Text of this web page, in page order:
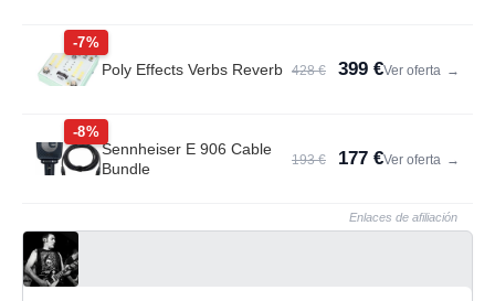
-7%
Poly Effects Verbs Reverb 428 € 399 €Ver oferta →
-8%
Sennheiser E 906 Cable
Bundle
193 € 177 €Ver oferta →
Enlaces de afiliación